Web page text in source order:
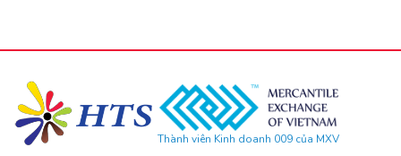
Thành viên Kinh doanh 009 của MXV